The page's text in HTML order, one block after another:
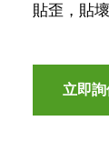
貼歪，貼
立即